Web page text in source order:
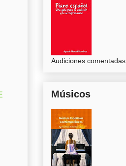
Audiciones comentadas
Músicos